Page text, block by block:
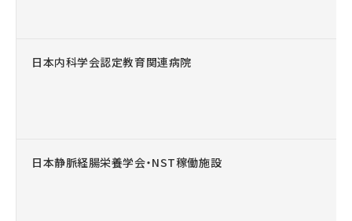
日本内科学会認定教育関連病院
日本静脈経腸栄養学会・NST稼働施設